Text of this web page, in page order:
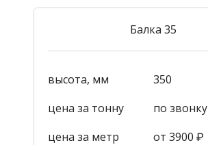
Балка 35
высота, мм
350
цена за тонну
по звонку
цена за метр
от 3900 ₽